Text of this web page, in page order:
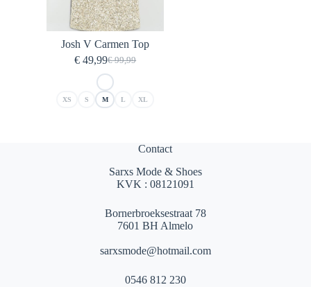
Josh V Carmen Top
€99,99
Oorspronkelijke
prijs
was:
€ 99,99.
€ 49,99Huidige
prijs
is:
€ 49,99.
XS S M L XL
Contact
Sarxs Mode & Shoes
KVK : 08121091
Bornerbroeksestraat 78
7601 BH Almelo
sarxsmode@hotmail.com
0546 812 230